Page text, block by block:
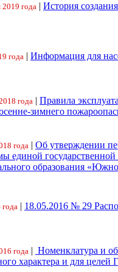
2019 года | История
года | Информация для
года | Правила
зимнего
года | Об утверждении
единой
образования
года | 18.05.2016 № 29
года | Номенклатура и
характера и для целей